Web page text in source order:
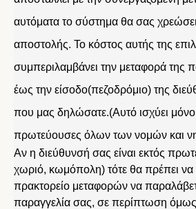
αυτόματα το σύστημα θα σας
αποστολής. Το κόστος αυτής της
συμπεριλαμβάνει την μεταφορά της
έως την είσοδο(πεζοδρόμιο) της
που μας δηλώσατε.(Αυτό ισχύει μόνο
πρωτεύουσες όλων των νομών και
Αν η διεύθυνσή σας είναι εκτός
χωριό, κωμόπολη) τότε θα πρέπει να
πρακτορείο μεταφορών να
παραγγελία σας, σε περίπτωση